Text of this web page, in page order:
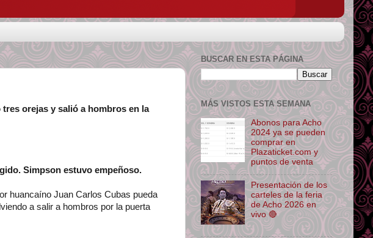
orejas y salió a hombros en la
Simpson estuvo empeñoso.
huancaíno Juan Carlos Cubas pueda
a salir a hombros por la puerta
BUSCAR EN ESTA PÁGINA
MÁS VISTOS ESTA SEMANA
Abonos para Acho
2024 ya se pueden
comprar en
Plazaticket.com y
puntos de venta
Presentación de los
carteles de la feria
de Acho 2026 en
vivo 🔴